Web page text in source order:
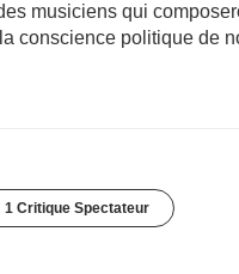
musiciens qui
conscience politique de
1 Critique Spectateur